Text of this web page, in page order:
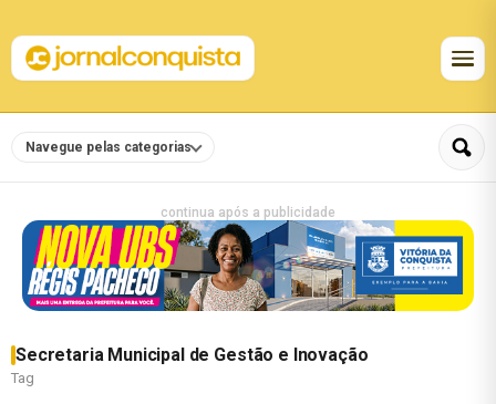
Navegue pelas categorias
continua após a publicidade
Secretaria Municipal de Gestão e Inovação
Tag